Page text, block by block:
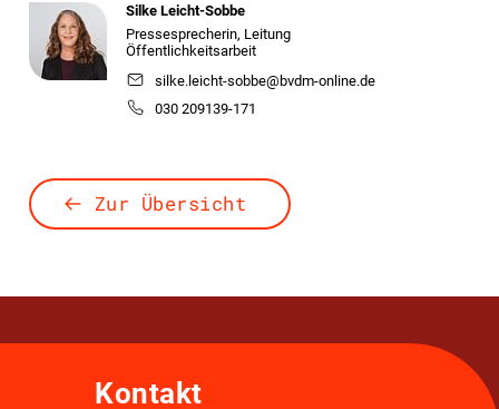
Silke Leicht-Sobbe
Pressesprecherin, Leitung
Öffentlichkeitsarbeit
silke.leicht-sobbe@bvdm-online.de
030 209139-171
Zur Übersicht
Kontakt